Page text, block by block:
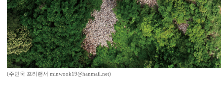
(주민욱 프리랜서 minwook19@hanmail.net)